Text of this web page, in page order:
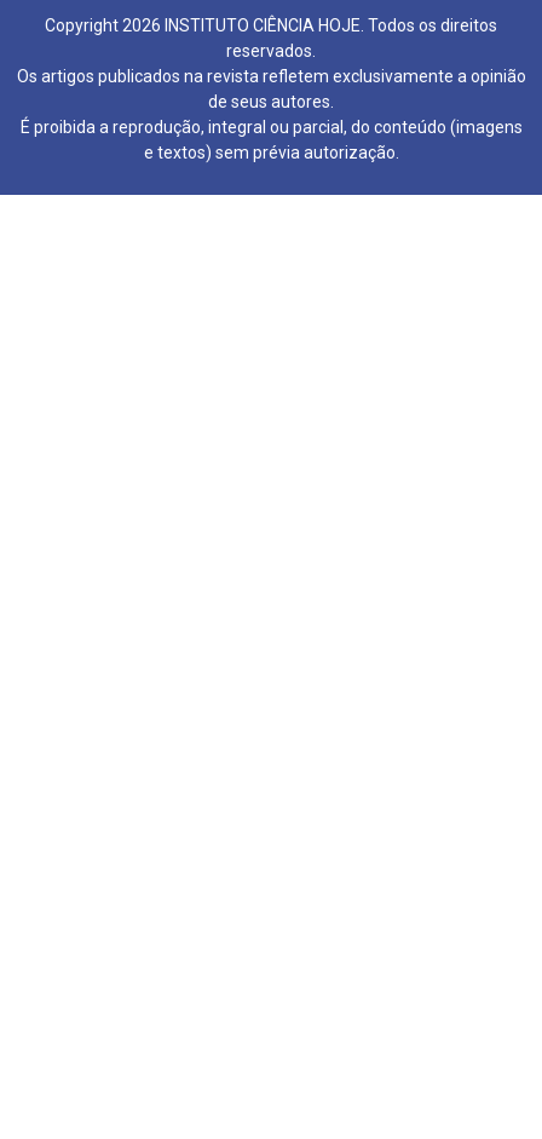
Copyright 2026 INSTITUTO CIÊNCIA HOJE. Todos os direitos
reservados.
Os artigos publicados na revista refletem exclusivamente a opinião
de seus autores.
É proibida a reprodução, integral ou parcial, do conteúdo (imagens
e textos) sem prévia autorização.